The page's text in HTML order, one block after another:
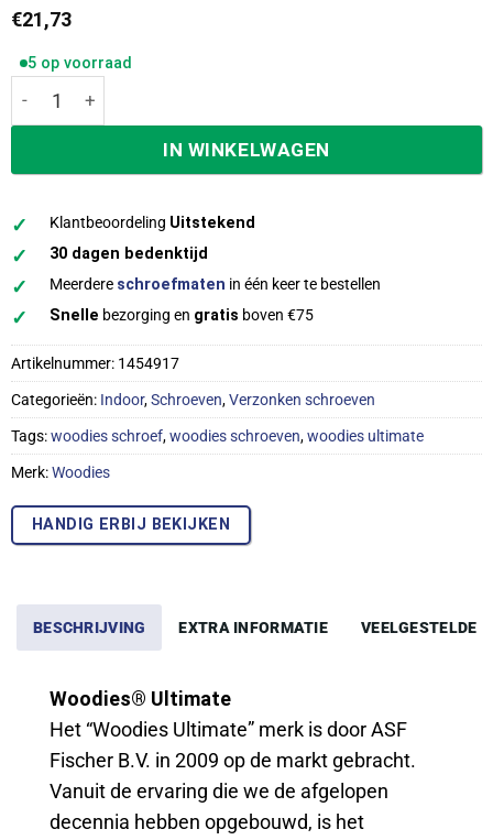
€21,73
5 op voorraad
Woodies ultimate schroeven platkop 6,0x80/50mm
IN WINKELWAGEN
✓ Klantbeoordeling Uitstekend
✓ 30 dagen bedenktijd
✓ Meerdere schroefmaten in één keer te bestellen
✓ Snelle bezorging en gratis boven €75
Artikelnummer: 1454917
Categorieën: Indoor,Schroeven,Verzonken schroeven
Tags:woodies schroef,woodies schroeven,woodies ultimate
Merk:Woodies
HANDIG ERBIJ BEKIJKEN
BESCHRIJVING EXTRA INFORMATIE VEELGESTELDE
Woodies® Ultimate
Het “Woodies Ultimate” merk is door ASF
Fischer B.V. in 2009 op de markt gebracht.
Vanuit de ervaring die we de afgelopen
decennia hebben opgebouwd, is het